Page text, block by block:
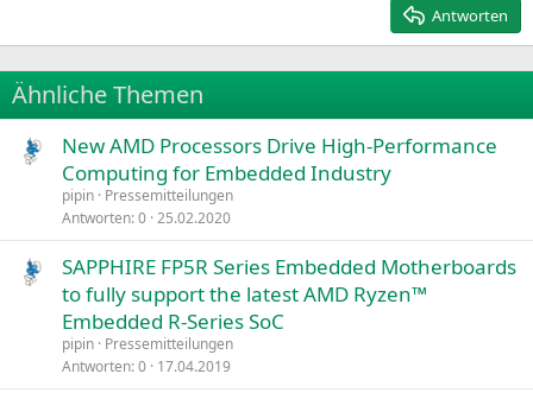
22
26
Times New Roman
Trebuchet MS
Verdana
Antworten
Ähnliche Themen
New AMD Processors Drive High-Performance
Computing for Embedded Industry
pipin Pressemitteilungen
Antworten 0 25.02.2020
SAPPHIRE FP5R Series Embedded Motherboards
to fully support the latest AMD Ryzen™
Embedded R-Series SoC
pipin Pressemitteilungen
Antworten 0 17.04.2019